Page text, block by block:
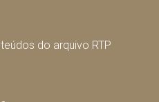
do arquivo RTP